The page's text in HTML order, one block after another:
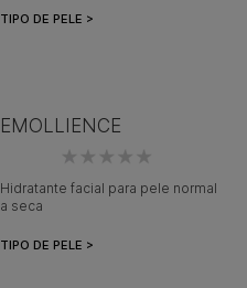
TIPO DE PELE >
EMOLLIENCE
Hidratante facial para pele normal
a seca
TIPO DE PELE >